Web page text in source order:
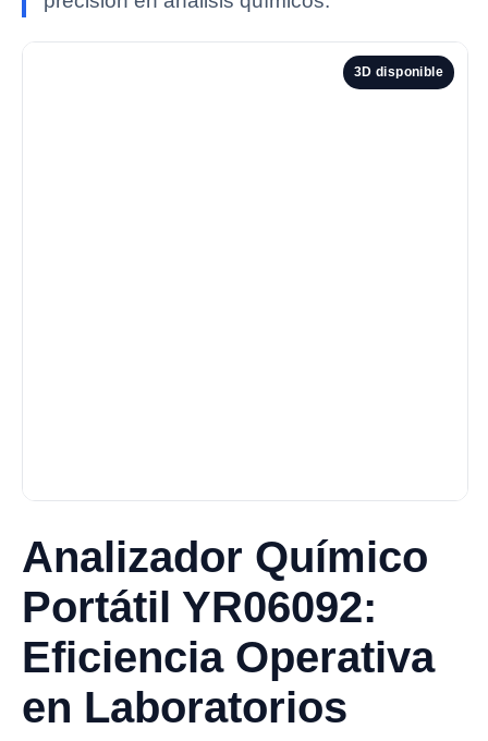
3D disponible
Analizador Químico
Portátil YR06092:
Eficiencia Operativa
en Laboratorios